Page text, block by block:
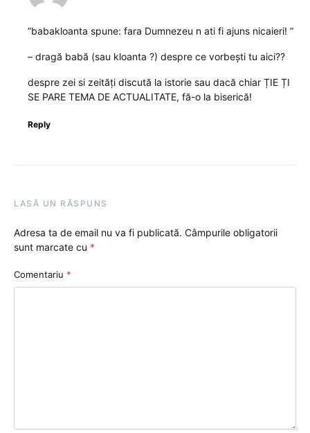
”babakloanta spune: fara Dumnezeu n ati fi ajuns nicaieri! ”
– dragă babă (sau kloanta ?) despre ce vorbești tu aici??
despre zei si zeități discută la istorie sau dacă chiar ȚIE ȚI
SE PARE TEMA DE ACTUALITATE, fă-o la biserică!
Reply
LASĂ UN RĂSPUNS
Adresa ta de email nu va fi publicată. Câmpurile obligatorii
sunt marcate cu *
Comentariu *